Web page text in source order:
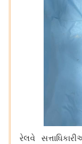
રેલવે